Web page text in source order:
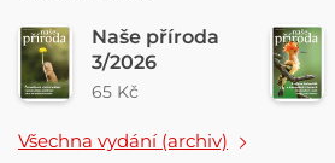
Naše příroda
3/2026
65 Kč
Všechna vydání (archiv)